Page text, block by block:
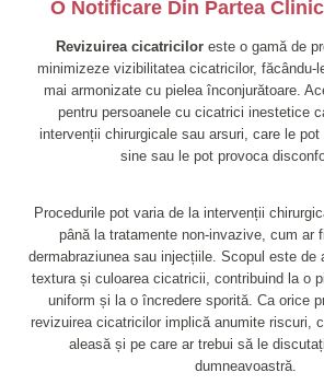
O Notificare Din Partea
Revizuirea cicatriciloreste o gamă de
minimizeze vizibilitatea cicatricilor, făcându-
mai armonizate cu pielea înconjurătoare.
pentru persoanele cu cicatrici inestetice
intervenții chirurgicale sau arsuri, care le
sine sau le pot provoca
Procedurile pot varia de la intervenții
până la tratamente non-invazive, cum ar
dermabraziunea sau injecțiile. Scopul este de
textura și culoarea cicatricii, contribuind la o
uniform și la o încredere sporită. Ca orice
revizuirea cicatricilor implică anumite riscuri,
aleasă și pe care ar trebui să le
dumneavoastră.